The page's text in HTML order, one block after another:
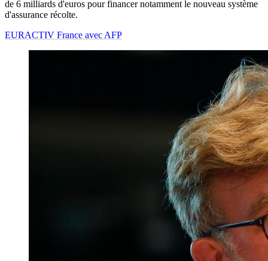
de 6 milliards d'euros pour financer notamment le nouveau système
d'assurance récolte.
EURACTIV France avec AFP